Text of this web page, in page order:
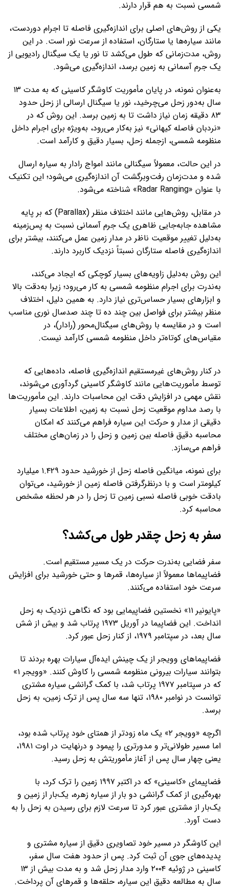
شمسی نسبت به هم قرار دارند.
یکی از روش‌های اصلی برای اندازه‌گیری فاصله تا اجرام دوردست،
مانند سیاره‌ها یا ستارگان، استفاده از سرعت نور است. در این
روش، مدت‌زمانی که طول می‌کشد تا نور یا یک سیگنال رادیویی از
یک جرم آسمانی به زمین برسد، اندازه‌گیری می‌شود.
به‌عنوان نمونه، در پایان مأموریت کاوشگر کاسینی که به مدت ۱۳
سال به‌دور زحل می‌چرخید، نور یا سیگنال ارسالی از زحل حدود
۸۳ دقیقه زمان نیاز داشت تا به زمین برسد. این روش که در
«نردبان فاصله کیهانی» نیز به‌کار می‌رود، به‌ویژه برای اجرام داخل
منظومه شمسی، ازجمله زحل، بسیار دقیق و کارآمد است.
در این حالت، معمولاً سیگنالی مانند امواج رادار به سیاره ارسال
شده و مدت‌زمان رفت‌وبرگشت آن اندازه‌گیری می‌شود؛ این تکنیک
با عنوان «Radar Ranging» شناخته می‌شود.
در مقابل، روش‌هایی مانند اختلاف منظر (Parallax) که بر پایه
مشاهده جابه‌جایی ظاهری یک جرم آسمانی نسبت به پس‌زمینه
به‌دلیل تغییر موقعیت ناظر در مدار زمین عمل می‌کنند، بیشتر برای
اندازه‌گیری فاصله ستارگان نسبتاً نزدیک کاربرد دارند.
این روش به‌دلیل زاویه‌های بسیار کوچکی که ایجاد می‌کند،
به‌ندرت برای اجرام منظومه شمسی به کار می‌رود؛ زیرا به‌دقت بالا
و ابزارهای بسیار حساس‌تری نیاز دارد. به همین دلیل، اختلاف
منظر بیشتر برای فواصل بین چند ده تا چند صدسال نوری مناسب
است و در مقایسه با روش‌های سیگنال‌محور (رادار)، در
مقیاس‌های کوتاه‌تر داخل منظومه شمسی کارآمد نیست.
در کنار روش‌های غیرمستقیم اندازه‌گیری فاصله، داده‌هایی که
توسط مأموریت‌هایی مانند کاوشگر کاسینی گردآوری می‌شوند،
نقش مهمی در افزایش دقت این محاسبات دارند. این مأموریت‌ها
با رصد مداوم موقعیت زحل نسبت به زمین، اطلاعات بسیار
دقیقی از مدار و حرکت این سیاره فراهم می‌کنند که امکان
محاسبه‌ دقیق فاصله‌ بین زمین و زحل را در زمان‌های مختلف
فراهم می‌سازد.
برای نمونه، میانگین فاصله‌ زحل از خورشید حدود ۱.۴۲۹ میلیارد
کیلومتر است و با درنظرگرفتن فاصله‌ زمین از خورشید، می‌توان
بادقت خوبی فاصله‌ نسبی زمین تا زحل را در هر لحظه مشخص
محاسبه کرد.
سفر به زحل چقدر طول می‌کشد؟
سفر فضایی به‌ندرت حرکت در یک مسیر مستقیم است.
فضاپیماها معمولاً از سیاره‌ها، قمرها و حتی خورشید برای افزایش
سرعت خود استفاده می‌کنند.
«پایونیر ۱۱» نخستین فضاپیمایی بود که نگاهی نزدیک به زحل
انداخت. این فضاپیما در آوریل ۱۹۷۳ پرتاب شد و بیش از شش
سال بعد، در سپتامبر ۱۹۷۹، از کنار زحل عبور کرد.
فضاپیماهای وویجر از یک چینش ایده‌آل سیارات بهره بردند تا
بتوانند سیارات بیرونی منظومه شمسی را کاوش کنند. «وویجر ۱»
که در سپتامبر ۱۹۷۷ پرتاب شد، با کمک گرانشی سیاره مشتری
توانست در نوامبر ۱۹۸۰، تنها سه سال پس از ترک زمین، به زحل
برسد.
اگرچه «وویجر ۲» یک ماه زودتر از همتای خود پرتاب شده بود،
اما مسیر طولانی‌تر و مدورتری را پیمود و درنهایت در اوت ۱۹۸۱،
یعنی چهار سال پس از آغاز مأموریتش به زحل رسید.
فضاپیمای «کاسینی» که در اکتبر ۱۹۹۷ زمین را ترک کرد، با
بهره‌گیری از کمک گرانشی دو بار از سیاره زهره، یک‌بار از زمین و
یک‌بار از مشتری عبور کرد تا سرعت لازم برای رسیدن به زحل را به
دست آورد.
این کاوشگر در مسیر خود تصاویری دقیق از سیاره مشتری و
پدیده‌های جوی آن ثبت کرد. پس از حدود هفت سال سفر،
کاسینی در ژوئیه ۲۰۰۴ وارد مدار زحل شد و به مدت بیش از ۱۳
سال به مطالعه دقیق این سیاره، حلقه‌ها و قمرهای آن پرداخت.